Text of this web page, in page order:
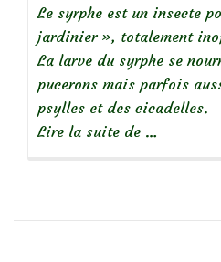
Le syrphe est un insecte
jardinier », totalement
La larve du syrphe se
pucerons mais parfois
psylles et des cicadelles.
Lire la suite de
larves
…